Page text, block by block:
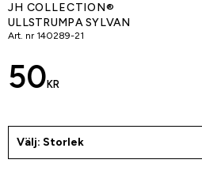
JH COLLECTION®
ULLSTRUMPA SYLVAN
Art. nr 140289-21
50 KR
Välj: Storlek